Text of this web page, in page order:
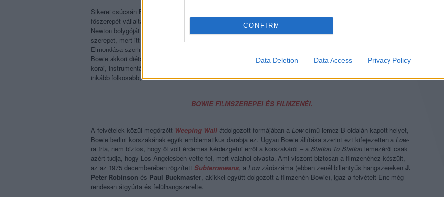
CONFIRM
Data Deletion Data Access Privacy Policy
Sikerei csúcsán Bowie-t számtalan forgatókönyvvel is megkeresték, ezek közül
főszerepét vállalta el. Egy idegen lény érkezik a Földre, aki emberi testet és nevet is ölt. Thomas Jerome
Newton bolygóját katasztrófa sújtja, vizet próbál szerezni, majd visszatérni. Bowie azért vállalta el pont ezt a
szerepet, mert itt kellett legkevésbé a róla kialakult képet játszania, ráadásul mindezt minimalista eszközökkel.
Elmondása szerint a forgatás minden napján tíz gramm kokaint fogyasztott és saját elidegenedését mutatta be.
Bowie akkori diétájának (kokain, tej, cigi és paprika) hatásaként egy elég kevert stílusú filmzenét szerzett, rajta
korai, instrumentális elektronikus zenével. Ez viszont nem egyezett
inkább folkosabb, americanás hatásokat szeretett volna.
BOWIE FILMSZEREPEI ÉS FILMZENÉI.
A felvételek közül megőrzött Weeping Wall átdolgozott formájában a Lowcímű lemez B-oldalán kapott helyet,
Bowie berlini korszakának egyik emblematikus darabja ez. Ugyan Bowie állítása szerint ezt kifejezetten a Low-
ra írta, nem biztos, hogy őt volt érdemes kérdezgetni erről a korszakáról – a Station To Station lemezéről csak
azért tudja, hogy Los Angelesben vette fel, mert valahol olvasta. Ami viszont biztosan a filmzenéhez készült,
az az 1975 decemberében rögzített Subterraneans, a Lowzárószáma (ebben zenél billentyűs hangszereken J.
Peter Robinson és Paul Buckmaster, akikkel együtt dolgozott a filmzenén Bowie), igaz a felvételt Eno még
rendesen átgyúrta és felülhangszerelte.